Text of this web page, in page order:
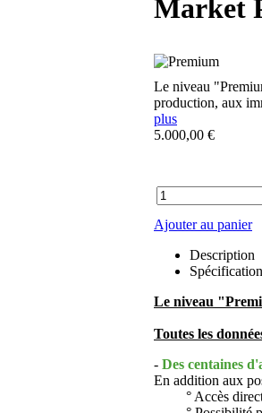
Market
Le niveau
production, aux
plus
5.000,00 €
Ajouter au panier
Description
Le niveau
Toutes les
- Des centaines
En addition aux
° Accès direct